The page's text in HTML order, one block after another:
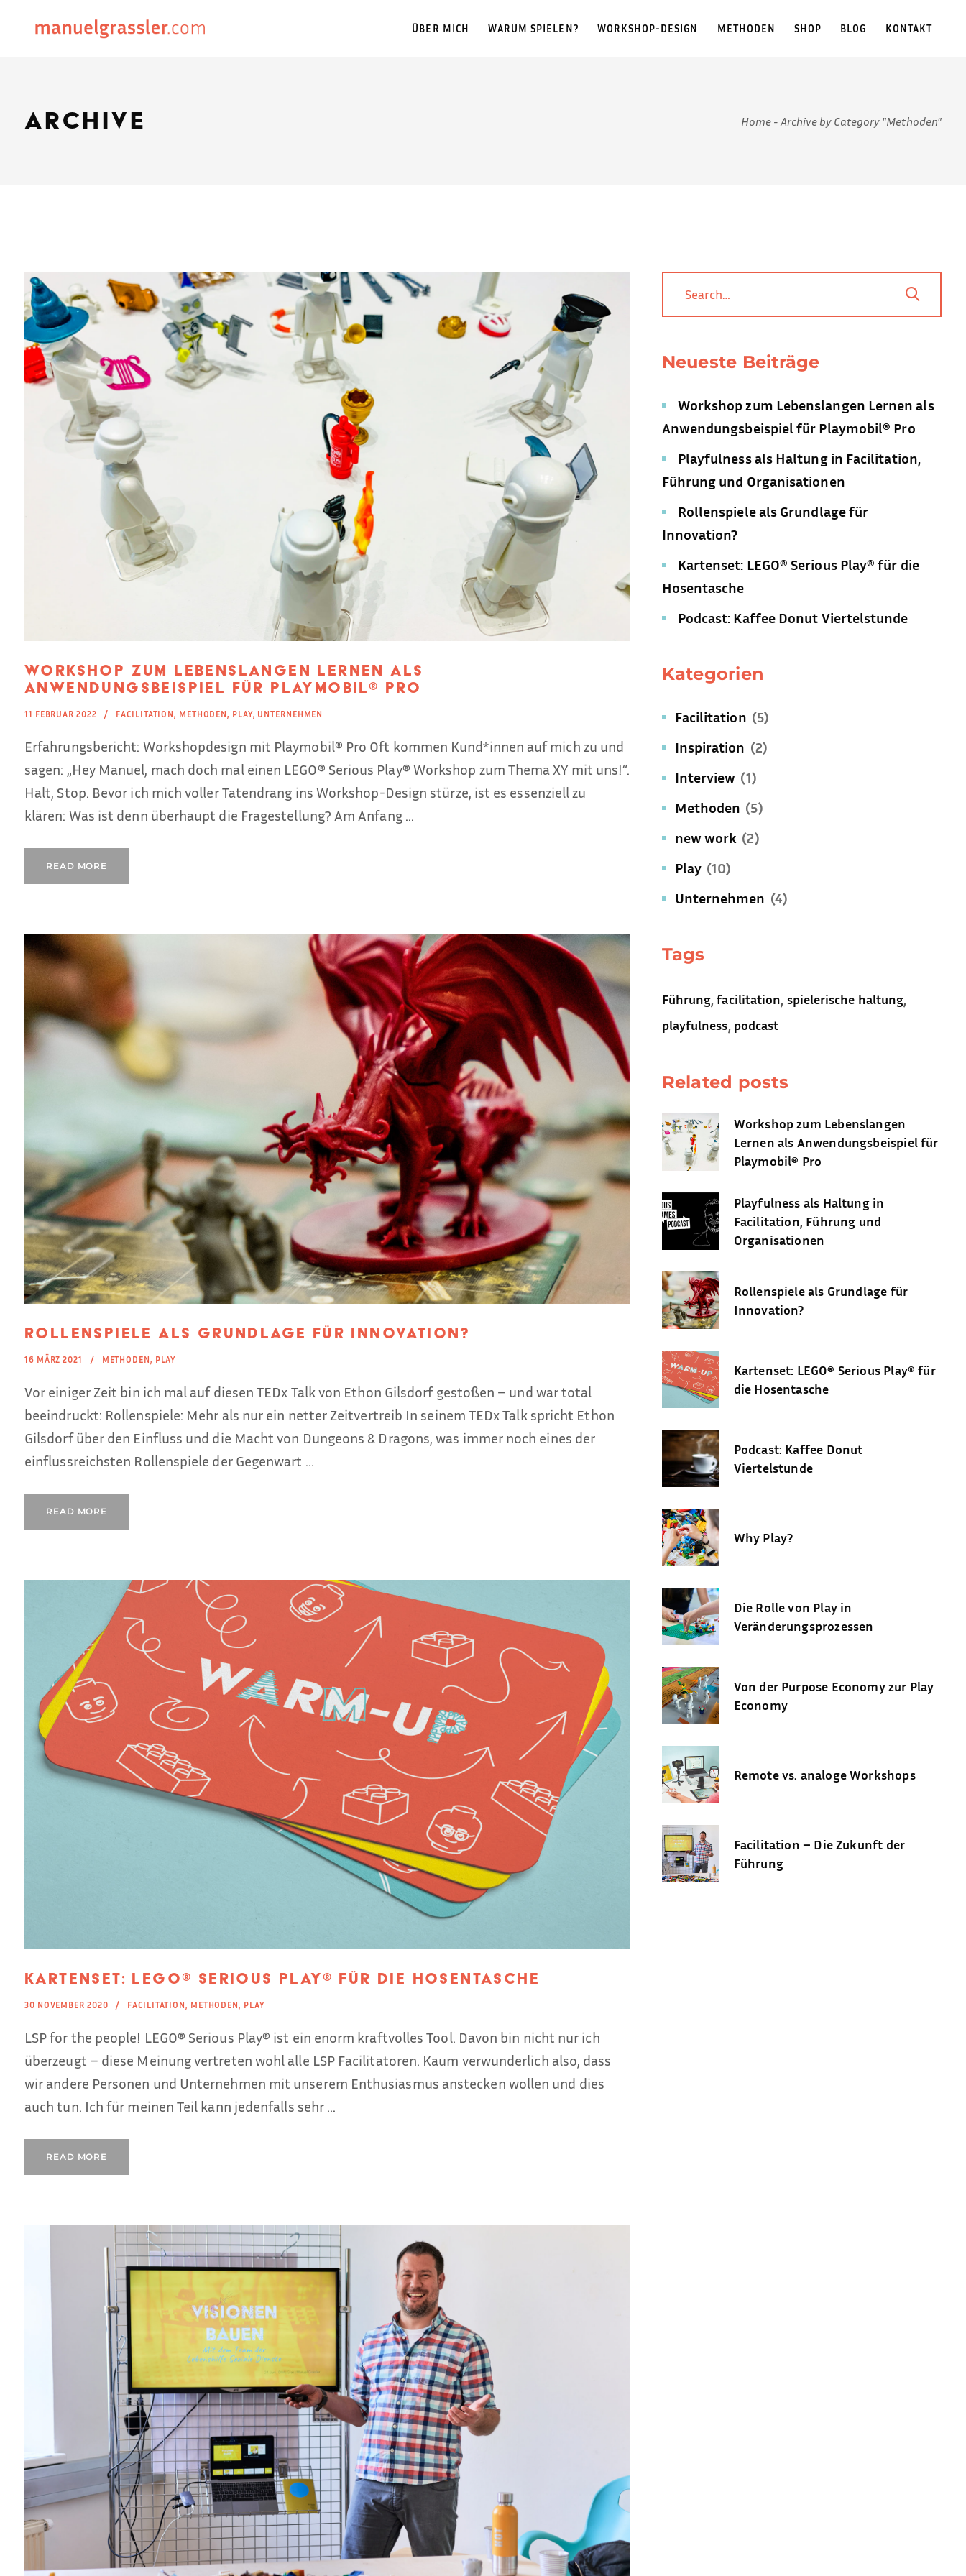
ÜBER MICH WARUM SPIELEN? WORKSHOP-DESIGN METHODEN SHOP BLOG KONTAKT
Archive Home - Archive by Category "Methoden"
Workshop zum Lebenslangen Lernen als
Anwendungsbeispiel für Playmobil® Pro
11 FEBRUAR 2022 FACILITATION, METHODEN, PLAY, UNTERNEHMEN
Erfahrungsbericht: Workshopdesign mit Playmobil® Pro Oft kommen Kund*innen auf mich zu und
sagen: „Hey Manuel, mach doch mal einen LEGO® Serious Play® Workshop zum Thema XY mit uns!“.
Halt, Stop. Bevor ich mich voller Tatendrang ins Workshop-Design stürze, ist es essenziell zu
klären: Was ist denn überhaupt die Fragestellung? Am Anfang ...
READ MORE
Rollenspiele als Grundlage für Innovation?
16 MÄRZ 2021 METHODEN, PLAY
Vor einiger Zeit bin ich mal auf diesen TEDx Talk von Ethon Gilsdorf gestoßen – und war total
beeindruckt: Rollenspiele: Mehr als nur ein netter Zeitvertreib In seinem TEDx Talk spricht Ethon
Gilsdorf über den Einfluss und die Macht von Dungeons & Dragons, was immer noch eines der
einflussreichsten Rollenspiele der Gegenwart ...
READ MORE
Kartenset: LEGO® Serious Play® für die Hosentasche
30 NOVEMBER 2020 FACILITATION, METHODEN, PLAY
LSP for the people! LEGO® Serious Play® ist ein enorm kraftvolles Tool. Davon bin nicht nur ich
überzeugt – diese Meinung vertreten wohl alle LSP Facilitatoren. Kaum verwunderlich also, dass
wir andere Personen und Unternehmen mit unserem Enthusiasmus anstecken wollen und dies
auch tun. Ich für meinen Teil kann jedenfalls sehr ...
READ MORE
Neueste Beiträge
Workshop zum Lebenslangen Lernen als
Anwendungsbeispiel für Playmobil® Pro
Playfulness als Haltung in Facilitation,
Führung und Organisationen
Rollenspiele als Grundlage für
Innovation?
Kartenset: LEGO® Serious Play® für die
Hosentasche
Podcast: Kaffee Donut Viertelstunde
Kategorien
Facilitation (5)
Inspiration (2)
Interview (1)
Methoden (5)
new work (2)
Play (10)
Unternehmen (4)
Tags
Führung,facilitation, spielerische haltung,
playfulness, podcast
Related posts
Workshop zum Lebenslangen
Lernen als Anwendungsbeispiel für
Playmobil® Pro
Playfulness als Haltung in
Facilitation, Führung und
Organisationen
Rollenspiele als Grundlage für
Innovation?
Kartenset: LEGO® Serious Play® für
die Hosentasche
Podcast: Kaffee Donut
Viertelstunde
Why Play?
Die Rolle von Play in
Veränderungsprozessen
Von der Purpose Economy zur Play
Economy
Remote vs. analoge Workshops
Facilitation – Die Zukunft der
Führung